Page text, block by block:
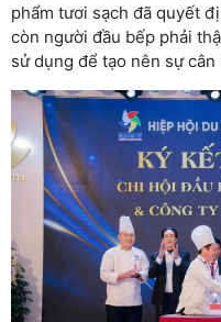
phẩm tươi sạch đã quyết
còn người đầu bếp phải
sử dụng để tạo nên sự